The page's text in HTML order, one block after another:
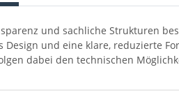
und sachliche Strukturen
Design und eine klare, reduzierte
dabei den technischen